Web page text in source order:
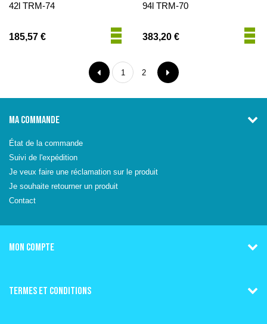
42l TRM-74
185,57 €
94l TRM-70
383,20 €
1 2
MA COMMANDE
État de la commande
Suivi de l'expédition
Je veux faire une réclamation sur le produit
Je souhaite retourner un produit
Contact
MON COMPTE
TERMES ET CONDITIONS